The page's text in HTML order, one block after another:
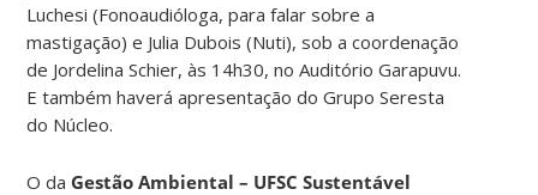
Luchesi (Fonoaudióloga, para falar sobre a
mastigação) e Julia Dubois (Nuti), sob a coordenação
de Jordelina Schier, às 14h30, no Auditório Garapuvu.
E também haverá apresentação do Grupo Seresta
do Núcleo.
O da Gestão Ambiental – UFSC Sustentável